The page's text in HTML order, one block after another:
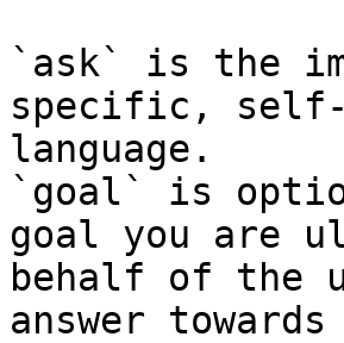
`ask` is the
specific, self-
language.
`goal` is
goal you are
behalf of the
answer